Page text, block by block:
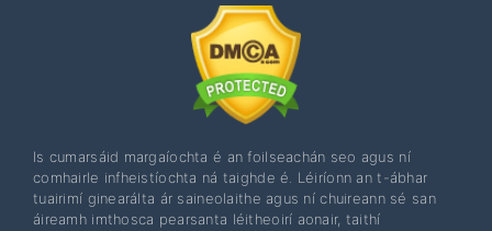
Is cumarsáid margaíochta é an foilseachán seo agus ní
comhairle infheistíochta ná taighde é. Léiríonn an t-ábhar
tuairimí ginearálta ár saineolaithe agus ní chuireann sé san
áireamh imthosca pearsanta léitheoirí aonair, taithí